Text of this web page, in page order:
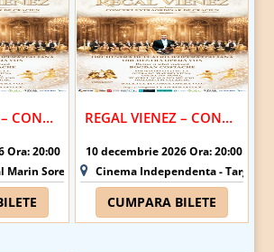
REGAL VIENEZ – CONCERT EXTRAORDINAR DE CRACIUN | CRAIOVA
Ora: 20:00
Sorescu - Craiova
REGAL VIENEZ – CONCERT EXTRAORDINAR DE CRACIUN | TARGOVISTE
10 decembrie 2026 Ora: 20:00
Cinema Independenta -
CUMPARA BILETE